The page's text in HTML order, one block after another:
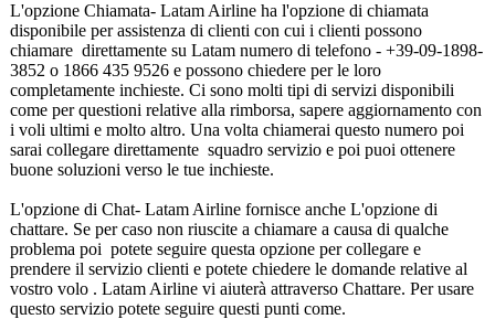
L'opzione Chiamata- Latam Airline ha l'opzione di chiamata
disponibile per assistenza di clienti con cui i clienti possono
chiamare direttamente su Latam numero di telefono - +39-09-1898-
3852 o 1866 435 9526 e possono chiedere per le loro
completamente inchieste. Ci sono molti tipi di servizi disponibili
come per questioni relative alla rimborsa, sapere aggiornamento con
i voli ultimi e molto altro. Una volta chiamerai questo numero poi
sarai collegare direttamente squadro servizio e poi puoi ottenere
buone soluzioni verso le tue inchieste.
L'opzione di Chat- Latam Airline fornisce anche L'opzione di
chattare. Se per caso non riuscite a chiamare a causa di qualche
problema poi potete seguire questa opzione per collegare e
prendere il servizio clienti e potete chiedere le domande relative al
vostro volo . Latam Airline vi aiuterà attraverso Chattare. Per usare
questo servizio potete seguire questi punti come.